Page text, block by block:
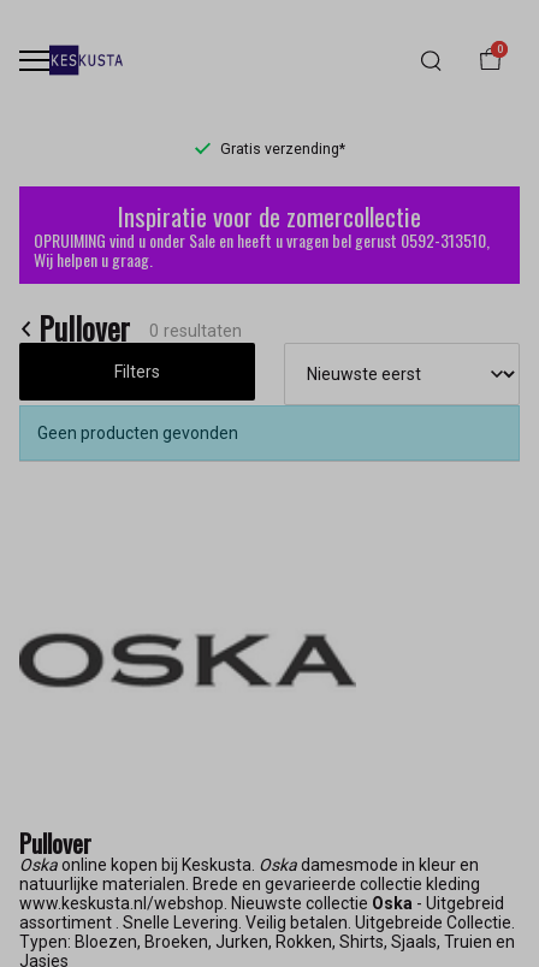
0
Gratis verzending*
Pullover
Keskusta
Inspiratie voor de zomercollectie
OPRUIMING vind u onder Sale en heeft u vragen bel gerust 0592-313510,
Wij helpen u graag.
Pullover 0 resultaten
Filters
Geen producten gevonden
Pullover
Oskaonline kopen bij Keskusta. Oskadamesmode in kleur en
natuurlijke materialen. Brede en gevarieerde collectie kleding
www.keskusta.nl/webshop. Nieuwste collectie Oska - Uitgebreid
assortiment . Snelle Levering. Veilig betalen. Uitgebreide Collectie.
Typen: Bloezen, Broeken, Jurken, Rokken, Shirts, Sjaals, Truien en
Jasjes